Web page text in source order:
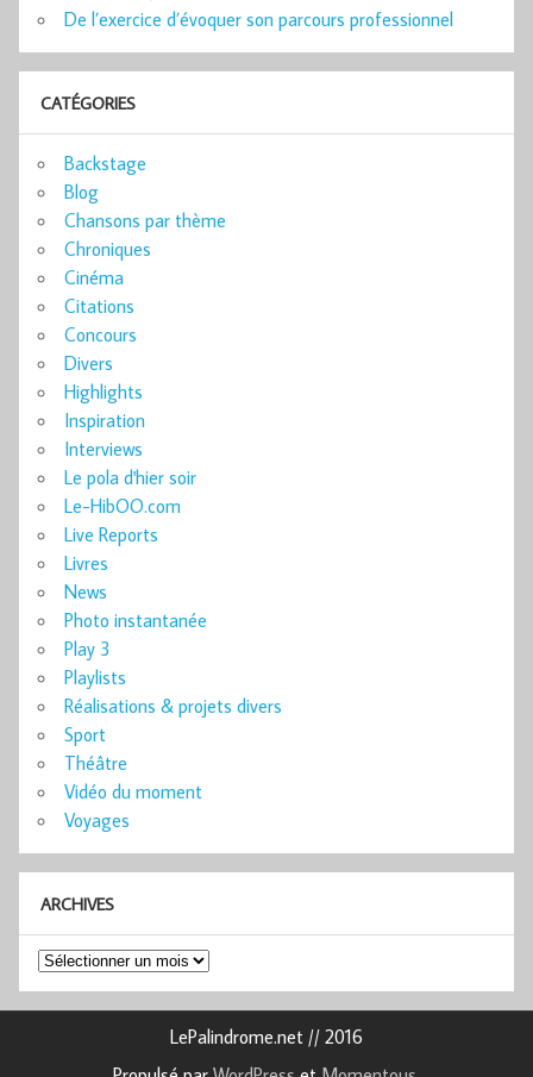
De l’exercice d’évoquer son parcours professionnel
CATÉGORIES
Backstage
Blog
Chansons par thème
Chroniques
Cinéma
Citations
Concours
Divers
Highlights
Inspiration
Interviews
Le pola d'hier soir
Le-HibOO.com
Live Reports
Livres
News
Photo instantanée
Play 3
Playlists
Réalisations & projets divers
Sport
Théâtre
Vidéo du moment
Voyages
ARCHIVES
Archives
LePalindrome.net // 2016